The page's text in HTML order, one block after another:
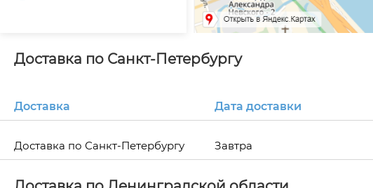
Доставка по Санкт-Петербургу
Доставка Дата доставки
Доставка по Санкт-Петербургу Завтра